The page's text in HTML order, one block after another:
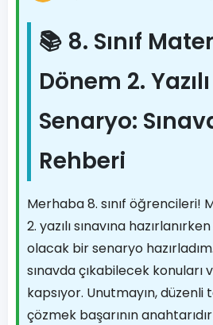
📚 8. Sınıf
Dönem 2.
Senaryo:
Rehberi
Merhaba 8. sınıf öğrencileri!
2. yazılı sınavına
olacak bir senaryo
sınavda çıkabilecek konuları
kapsıyor. Unutmayın,
çözmek başarının